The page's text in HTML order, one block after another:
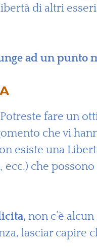
di altri esseri
ad un punto
fare un
che vi
esiste una
che possono
non c’è alcun
lasciar capire